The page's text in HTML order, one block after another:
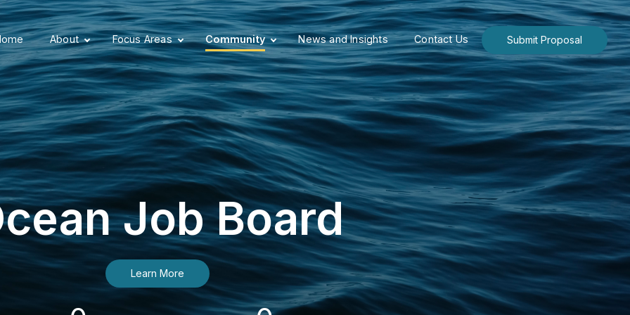
About Focus Areas Community News and Insights Contact Us Submit Proposal
Job Board
Learn More